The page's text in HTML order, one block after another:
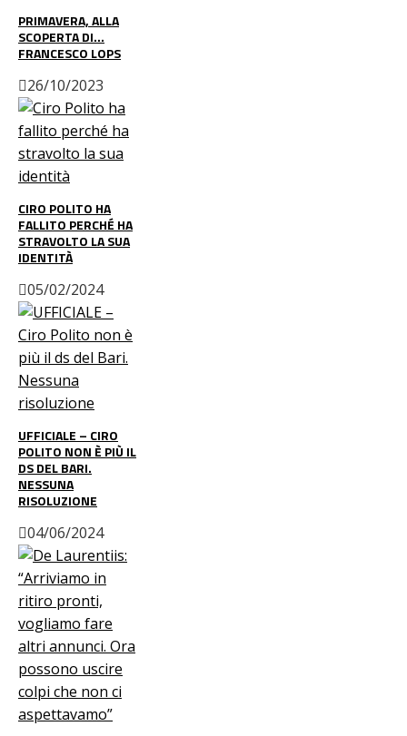
PRIMAVERA, ALLA
SCOPERTA DI…
FRANCESCO LOPS
26/10/2023
CIRO POLITO HA
FALLITO PERCHÉ HA
STRAVOLTO LA SUA
IDENTITÀ
05/02/2024
UFFICIALE – CIRO
POLITO NON È PIÙ IL
DS DEL BARI.
NESSUNA
RISOLUZIONE
04/06/2024